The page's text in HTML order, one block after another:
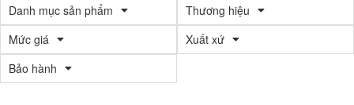
Danh mục sản phẩm
Thương hiệu
Mức giá
Xuất xứ
Bảo hành